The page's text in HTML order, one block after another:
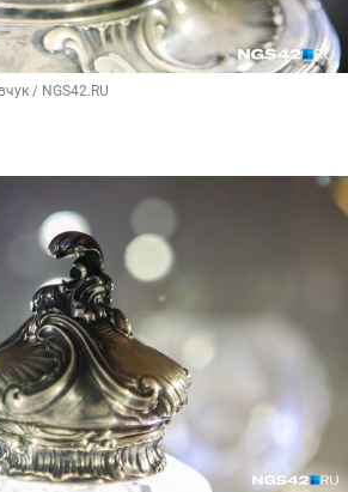
/ NGS42.RU